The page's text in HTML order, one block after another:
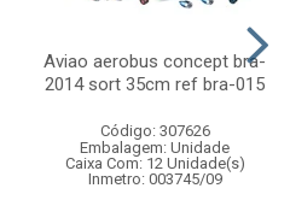
Aviao aerobus concept bra-
2014 sort 35cm ref bra-015
Código: 307626
Embalagem: Unidade
Caixa Com: 12 Unidade(s)
Inmetro: 003745/09